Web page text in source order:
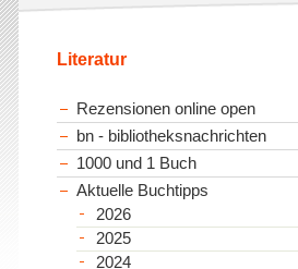
Literatur
Rezensionen online open
bn - bibliotheksnachrichten
1000 und 1 Buch
Aktuelle Buchtipps
2026
2025
2024